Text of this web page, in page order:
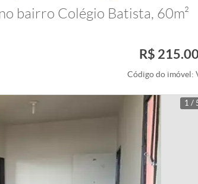
bairro Colégio Batista, 60m²
R$
Código do imóvel:
1 /